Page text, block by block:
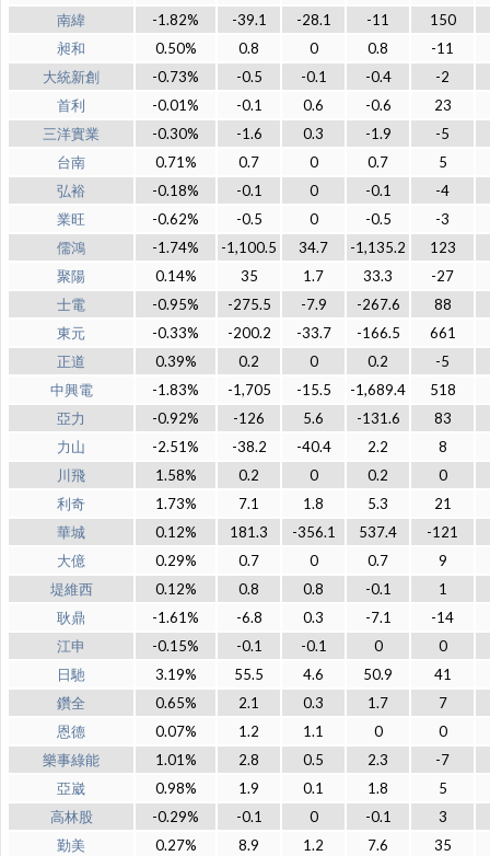
南緯 -1.82% -39.1 -28.1 -11
150
昶和
0.50% 0.8 0 0.8
-11
大統新創
-0.73% -0.5 -0.1 -0.4
-2
首利
-0.01% -0.1 0.6 -0.6
23
三洋實業
-0.30% -1.6 0.3 -1.9
-5
台南
0.71% 0.7 0 0.7
5
弘裕
-0.18% -0.1 0 -0.1
-4
業旺
-0.62% -0.5 0 -0.5
-3
儒鴻
-1.74% -1,100.5 34.7 -1,135.2
123
聚陽
0.14% 35 1.7 33.3
-27
士電
-0.95% -275.5 -7.9 -267.6
88
東元
-0.33% -200.2 -33.7 -166.5
661
正道
0.39% 0.2 0 0.2
-5
中興電
-1.83% -1,705 -15.5 -1,689.4
518
亞力
-0.92% -126 5.6 -131.6
83
力山
-2.51% -38.2 -40.4 2.2
8
川飛
1.58% 0.2 0 0.2
0
利奇
1.73% 7.1 1.8 5.3
21
華城
0.12% 181.3 -356.1 537.4
-121
大億
0.29% 0.7 0 0.7
9
堤維西
0.12% 0.8 0.8 -0.1
1
耿鼎
-1.61% -6.8 0.3 -7.1
-14
江申
-0.15% -0.1 -0.1 0
0
日馳
3.19% 55.5 4.6 50.9
41
鑽全
0.65% 2.1 0.3 1.7
7
恩德
0.07% 1.2 1.1 0
0
樂事綠能
1.01% 2.8 0.5 2.3
-7
亞崴
0.98% 1.9 0.1 1.8
5
高林股
-0.29% -0.1 0 -0.1
3
勤美
0.27% 8.9 1.2 7.6
35